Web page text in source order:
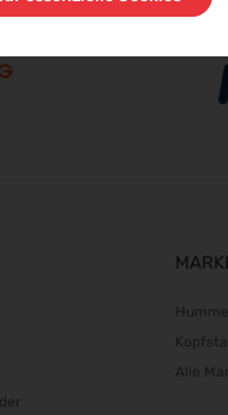
Alle